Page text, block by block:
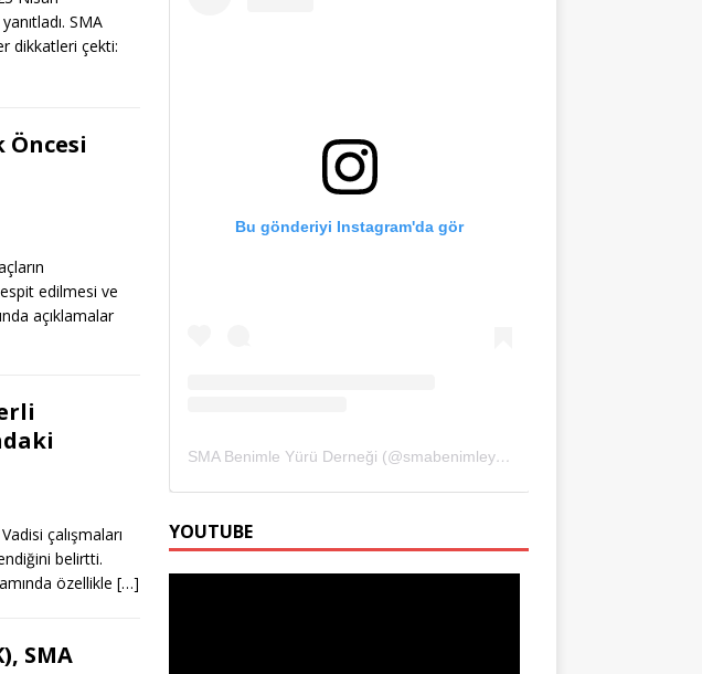
SMA
dikkatleri çekti:
Öncesi
edilmesi ve
açıklamalar
çalışmaları
belirtti.
özellikle […]
SMA
Bu gönderiyi Instagram'da gör
SMA Benimle Yürü Derneği (@smabenimleyuru)'in paylaştığı bir gönderi
YOUTUBE